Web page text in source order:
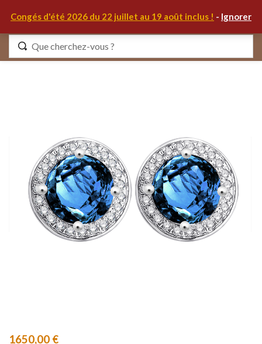
Congés d'été 2026 du 22 juillet au 19 août inclus ! - Ignorer
1650,00 €
Identifiez-vous
Se souvenir de moi Mot de passe oublié ?
S'IDENTIFIER
MON COMPTE